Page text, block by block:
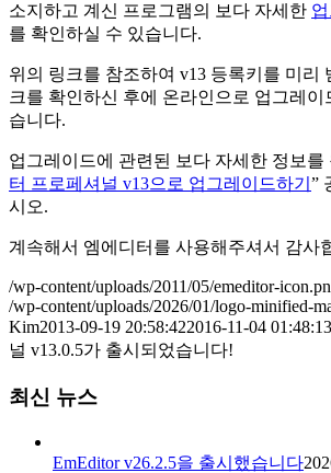
소지하고 계신 프로그램의 보다 자세한
를 확인하실 수 있습니다.
위의 링크를 참조하여 v13 등록키를 미리
크를 확인하신 후에 온라인으로 업그레이
습니다.
업그레이드에 관련된 보다 자세한 정보를
터 프로페셔널 v13으로 업그레이드하기 ”
시오.
계속해서 엠에디터를 사용해주셔서 감사
/wp-content/uploads/2011/05/emeditor-
/wp-content/uploads/2026/01/logo-minified-
Kim2013-09-19 20:58:422016-11-04 01:48:13
널 v13.0.5가 출시되었습니다!
최신 뉴스
EmEditor v26.2.5을 출시했습니다